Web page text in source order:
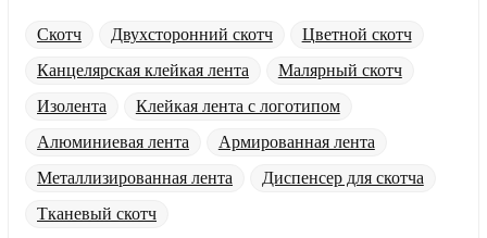
Скотч Двухсторонний скотч
Цветной скотч
Канцелярская клейкая лента
Малярный скотч
Изолента
Клейкая лента с логотипом
Алюминиевая лента
Армированная лента
Металлизированная лента
Диспенсер для скотча
Тканевый скотч